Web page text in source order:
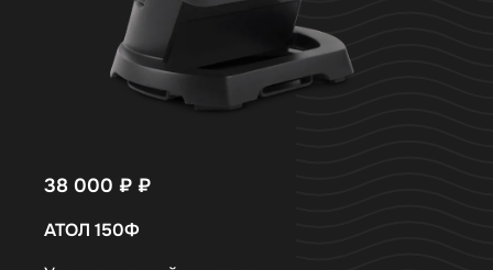
38 000 ₽ ₽
АТОЛ 150Ф